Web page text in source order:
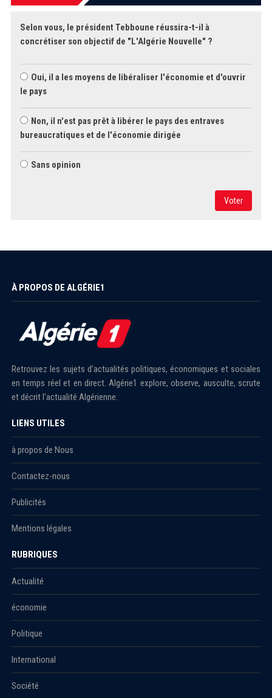
Selon vous, le président Tebboune réussira-t-il à
concrétiser son objectif de "L'Algérie Nouvelle" ?
Oui, il a les moyens de libéraliser l'économie et d'ouvrir
le pays
Non, il n'est pas prêt à libérer le pays des entraves
bureaucratiques et de l'économie dirigée
Sans opinion
Voter
À PROPOS DE ALGÉRIE1
Retrouvez les sujets d'actualités politiques, économiques et sociales
en temps réel et en direct. Algérie1 explore, observe, ausculte, scrute
et décrit l'actualité Algérienne.
LIENS UTILES
à propos de Nous
Contactez-nous
Publicités
Mentions légales
RUBRIQUES
Actualité
économie
Politique
International
Société